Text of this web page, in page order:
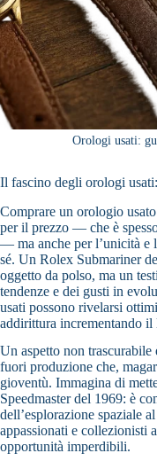
Orologi usati:
Il fascino degli orologi
Comprare un orologio
per il prezzo — che è
— ma anche per l’unicità e
sé. Un Rolex Submariner
oggetto da polso, ma un
tendenze e dei gusti in
usati possono rivelarsi
addirittura incrementando
Un aspetto non
fuori produzione che,
gioventù. Immagina di
Speedmaster del 1969: è
dell’esplorazione spaziale
appassionati e collezionisti
opportunità imperdibili.